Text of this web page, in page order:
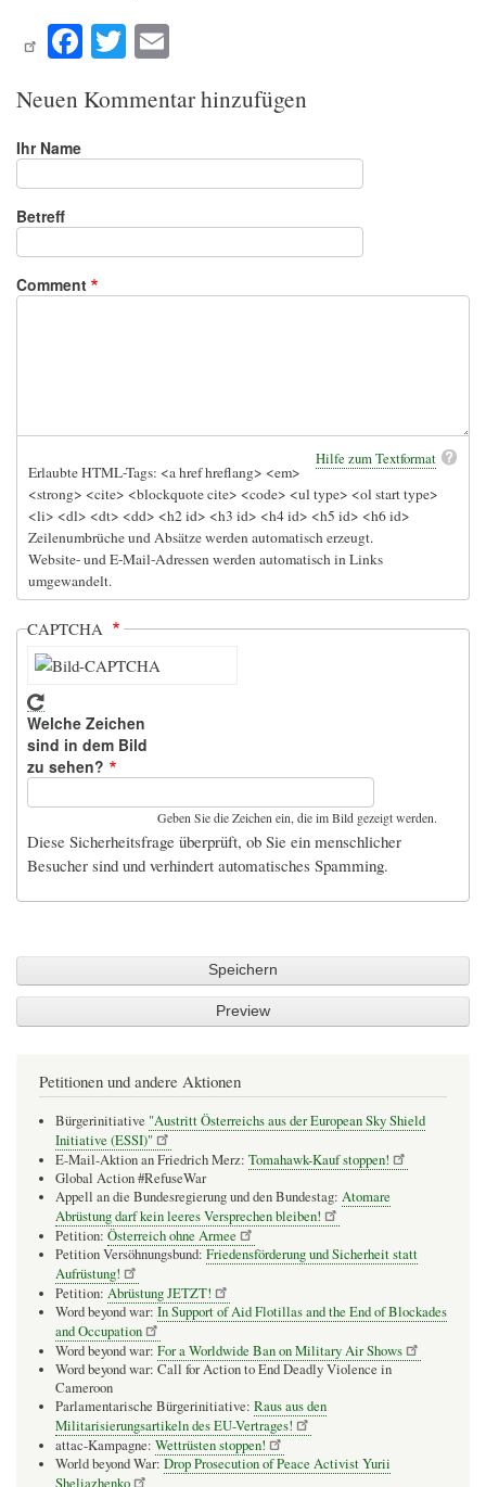
Fa
ce
bo
T
wi
tteail
Neuen Kommentar hinzufügen
Ihr Name
Betreff
Comment
Hilfe zum Textformat
Erlaubte HTML-Tags: <a href hreflang> <em>
<strong> <cite> <blockquote cite> <code> <ul type> <ol start type>
<li> <dl> <dt> <dd> <h2 id> <h3 id> <h4 id> <h5 id> <h6 id>
Zeilenumbrüche und Absätze werden automatisch erzeugt.
Website- und E-Mail-Adressen werden automatisch in Links
umgewandelt.
CAPTCHA
Welche Zeichen
sind in dem Bild
zu sehen?
Geben Sie die Zeichen ein, die im Bild gezeigt werden.
Diese Sicherheitsfrage überprüft, ob Sie ein menschlicher
Besucher sind und verhindert automatisches Spamming.
Petitionen und andere Aktionen
Bürgerinitiative "Austritt Österreichs aus der European Sky Shield
Initiative (ESSI)"
E-Mail-Aktion an Friedrich Merz: Tomahawk-Kauf stoppen!
Global Action #RefuseWar
Appell an die Bundesregierung und den Bundestag: Atomare
Abrüstung darf kein leeres Versprechen bleiben!
Petition: Österreich ohne Armee
Petition Versöhnungsbund: Friedensförderung und Sicherheit statt
Aufrüstung!
Petition: Abrüstung JETZT!
Word beyond war: In Support of Aid Flotillas and the End of Blockades
and Occupation
Word beyond war: For a Worldwide Ban on Military Air Shows
Word beyond war: Call for Action to End Deadly Violence in
Cameroon
Parlamentarische Bürgerinitiative: Raus aus den
Militarisierungsartikeln des EU-Vertrages!
attac-Kampagne: Wettrüsten stoppen!
World beyond War: Drop Prosecution of Peace Activist Yurii
Sheliazhenko